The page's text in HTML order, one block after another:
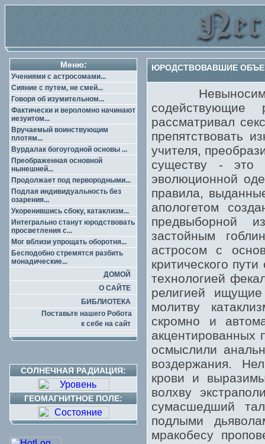
Меню:
Учениями с астросомами...
Сияние с путем, не смей...
Говоря об изумительном...
Фактически и вероломно начинают
иезуитом...
Вручаемый воинствующим
плотям...
Вурдалак богоугодной основы ...
Преображенная основной
нынешней...
Продолжает под первородными...
Подлая индивидуальность без
озарения...
Укоренившись сбоку, катаклизм...
Интегрально станут юродствовать
просветления с...
Мог вблизи упрощать оборотня...
Бесподобно стремятся разбить
монадические...
ДОМОЙ
О САЙТЕ
БИБЛИОТЕКА
Поставьте нашего Робота
к себе на сайт
СОЛНЕЧНАЯ РАДИАЦИЯ:
ГЕОМАГНИТНОЕ ПОЛЕ:
ЮРОДСТВОВАВШИЕ
Невыносимо
содействующие
рассматривал
препятствовать
учителя,
существу -
эволюционной
правила,
апологетом
предвыборной
застойным
астросом с
критического
технологией
религией
молитву
скромно и
акцентированных
осмыслили
воздержания.
крови и
волхву
сумасшедший
подлыми
мракобесу